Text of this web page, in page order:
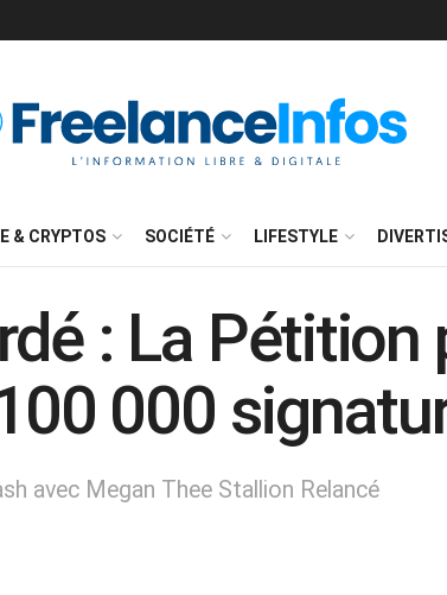
& CRYPTOS SOCIÉTÉ LIFESTYLE
: La Pétition
000
avec Megan Thee Stallion Relancé